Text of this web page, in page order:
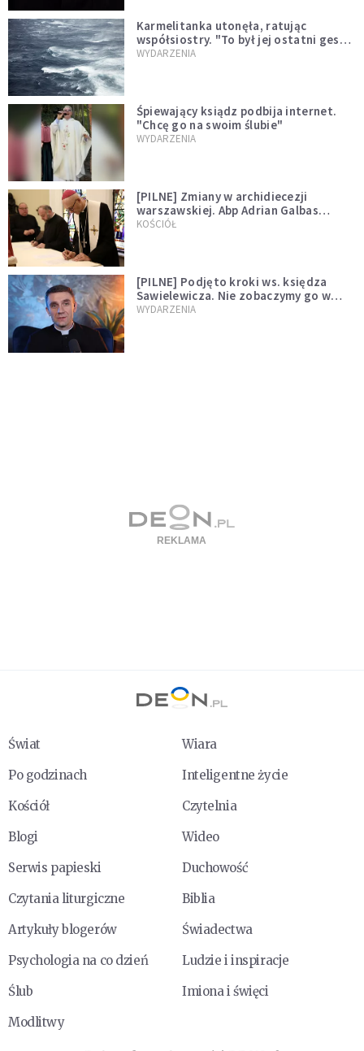
Karmelitanka utonęła, ratując
współsiostry. "To był jej ostatni gest
miłości"
WYDARZENIA
Śpiewający ksiądz podbija internet.
"Chcę go na swoim ślubie"
WYDARZENIA
[PILNE] Zmiany w archidiecezji
warszawskiej. Abp Adrian Galbas
wręczył dekrety nowym proboszczom
KOŚCIÓŁ
[PILNE] Podjęto kroki ws. księdza
Sawielewicza. Nie zobaczymy go w
mediach
WYDARZENIA
Świat
Wiara
Po godzinach
Inteligentne życie
Kościół
Czytelnia
Blogi
Wideo
Serwis papieski
Duchowość
Czytania liturgiczne
Biblia
Artykuły blogerów
Świadectwa
Psychologia na co dzień
Ludzie i inspiracje
Ślub
Imiona i święci
Modlitwy